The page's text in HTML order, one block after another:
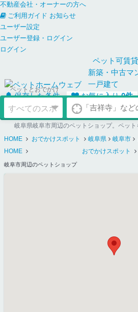
不動産会社・オーナーの方へ
ご利用ガイド お知らせ
ユーザー設定
ユーザー登録・ログイン
ログイン
ペット可賃貸
新築・中古マ
一戸建て
保存した条件
お気に入り0件
ペットとおでかけ
HOME
おでかけスポット 岐阜県 岐阜市
HOME おでかけスポット
岐阜市周辺のペットショップ